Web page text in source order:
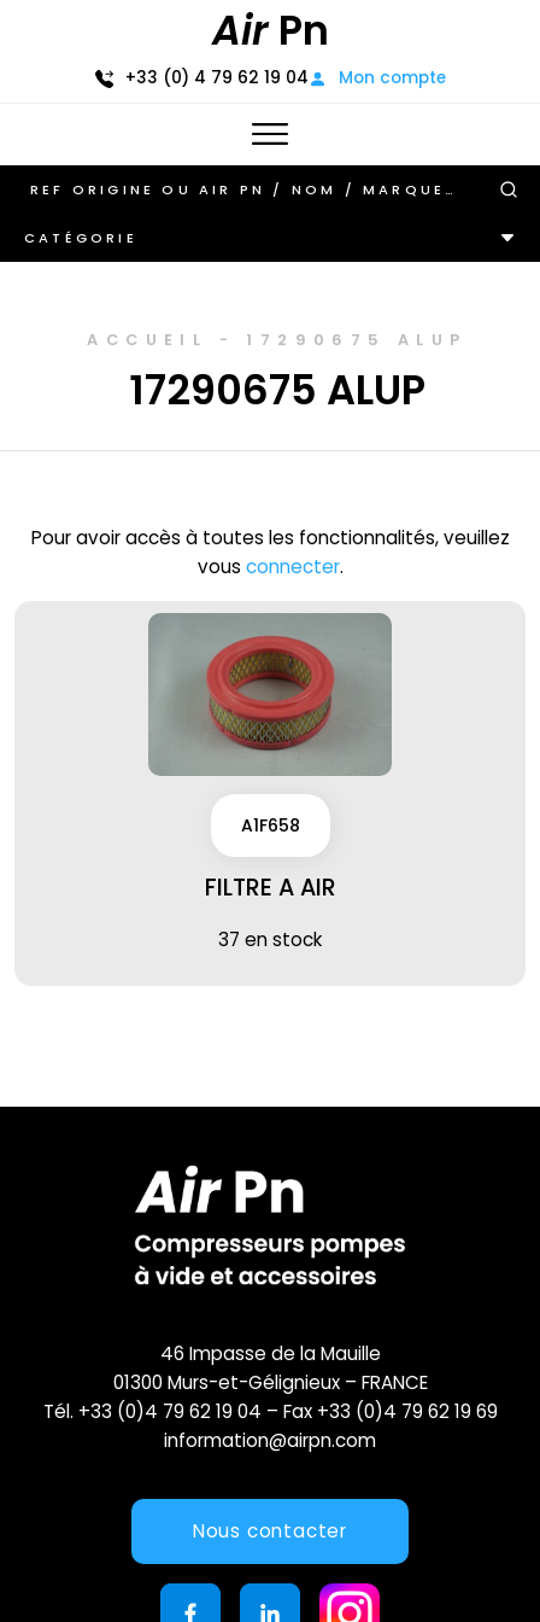
AirPn
+33 (0) 4 79 62 19 04 Mon compte
CATÉGORIE
ACCUEIL - 17290675 ALUP
17290675 ALUP
Pour avoir accès à toutes les fonctionnalités, veuillez
vous connecter.
A1F658
FILTRE A AIR
37 en stock
46 Impasse de la Mauille
01300 Murs-et-Gélignieux – FRANCE
Tél. +33 (0)4 79 62 19 04 – Fax +33 (0)4 79 62 19 69
information@airpn.com
Nous contacter